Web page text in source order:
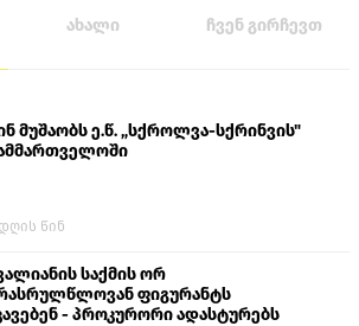
ახალი ჩვენ გირჩევთ
მუშაობს ე.წ. „სქროლვა-სქრინვის"
წინ
საქმის ორ
ფიგურანტს
- პროკურორი ადასტურებს